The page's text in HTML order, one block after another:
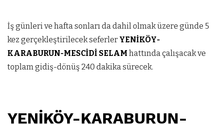
İş günleri ve hafta sonları da dahil olmak üzere günde 5
kez gerçekleştirilecek seferler YENİKÖY-
KARABURUN-MESCİDİ SELAM hattında çalışacak ve
toplam gidiş-dönüş 240 dakika sürecek.
YENİKÖY-KARABURUN-